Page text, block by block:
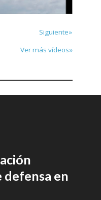
Siguiente»
Ver más vídeos»
defensa en